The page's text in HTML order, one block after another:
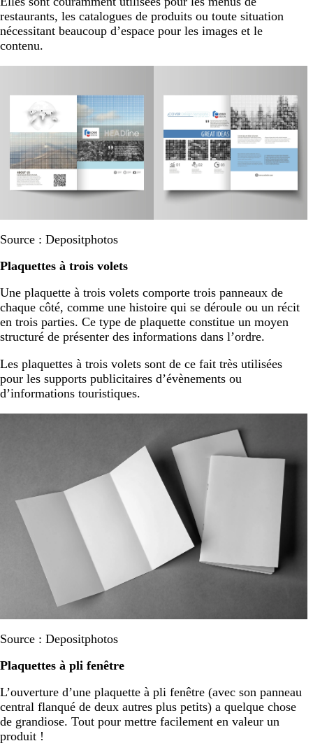
restaurants, les catalogues de produits ou toute situation
nécessitant beaucoup d’espace pour les images et le
contenu.
Source : Depositphotos
Plaquettes à trois volets
Une plaquette à trois volets comporte trois panneaux de
chaque côté, comme une histoire qui se déroule ou un récit
en trois parties. Ce type de plaquette constitue un moyen
structuré de présenter des informations dans l’ordre.
Les plaquettes à trois volets sont de ce fait très utilisées
pour les supports publicitaires d’évènements ou
d’informations touristiques.
Source : Depositphotos
Plaquettes à pli fenêtre
L’ouverture d’une plaquette à pli fenêtre (avec son panneau
central flanqué de deux autres plus petits) a quelque chose
de grandiose. Tout pour mettre facilement en valeur un
produit !